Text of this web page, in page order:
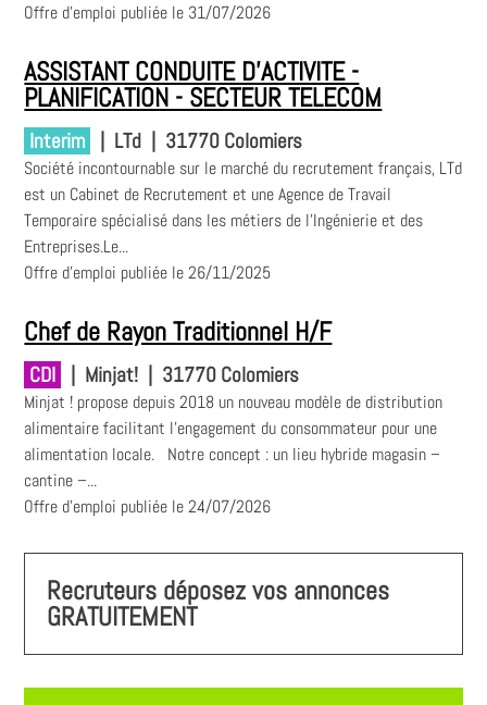
Offre d'emploi publiée le 31/07/2026
ASSISTANT CONDUITE D'ACTIVITE -
PLANIFICATION - SECTEUR TELECOM
Interim | LTd | 31770 Colomiers
Société incontournable sur le marché du recrutement français, LTd
est un Cabinet de Recrutement et une Agence de Travail
Temporaire spécialisé dans les métiers de l'Ingénierie et des
Entreprises.Le...
Offre d'emploi publiée le 26/11/2025
Chef de Rayon Traditionnel H/F
CDI | Minjat! | 31770 Colomiers
Minjat ! propose depuis 2018 un nouveau modèle de distribution
alimentaire facilitant l'engagement du consommateur pour une
alimentation locale. Notre concept : un lieu hybride magasin –
cantine –...
Offre d'emploi publiée le 24/07/2026
Recruteurs déposez vos annonces
GRATUITEMENT